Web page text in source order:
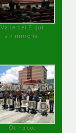
Valle del Elqui
sin minería.
Orinoco,